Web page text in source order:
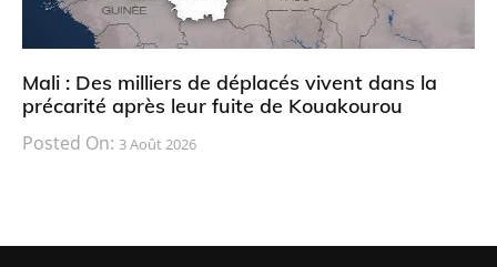
Mali : Des milliers de déplacés vivent dans la
précarité après leur fuite de Kouakourou
Posted On: 3 Août 2026